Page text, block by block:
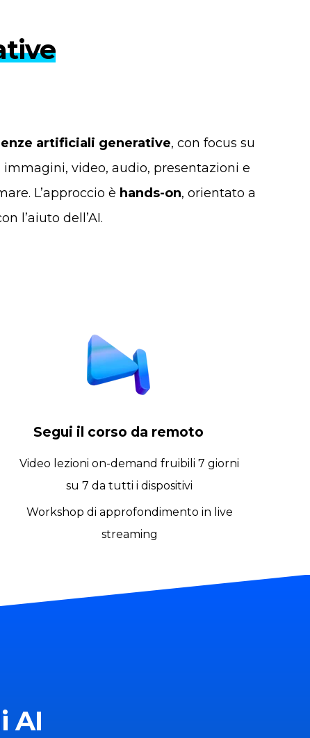
artificiali generative, con focus su
video, audio, presentazioni e
L’approccio è hands-on, orientato a
l’aiuto dell’AI.
Segui il corso da remoto
Video lezioni on-demand fruibili 7 giorni
su 7 da tutti i dispositivi
Workshop di approfondimento in live
streaming
AI